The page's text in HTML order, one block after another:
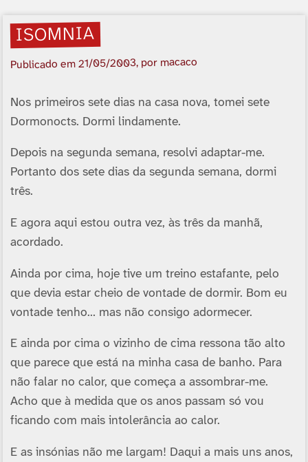
ISOMNIA
Publicado em21/05/2003, por macaco
Nos primeiros sete dias na casa nova, tomei sete
Dormonocts. Dormi lindamente.
Depois na segunda semana, resolvi adaptar-me.
Portanto dos sete dias da segunda semana, dormi
três.
E agora aqui estou outra vez, às três da manhã,
acordado.
Ainda por cima, hoje tive um treino estafante, pelo
que devia estar cheio de vontade de dormir. Bom eu
vontade tenho… mas não consigo adormecer.
E ainda por cima o vizinho de cima ressona tão alto
que parece que está na minha casa de banho. Para
não falar no calor, que começa a assombrar-me.
Acho que à medida que os anos passam só vou
ficando com mais intolerância ao calor.
E as insónias não me largam! Daqui a mais uns anos,